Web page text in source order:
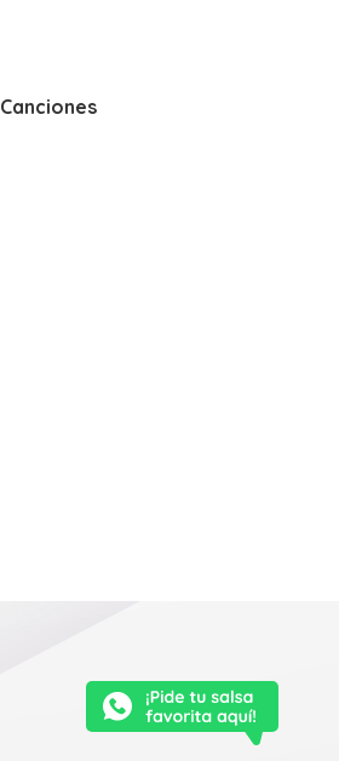
Canciones